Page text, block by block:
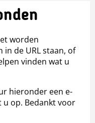
worden
in de URL staan, of
vinden wat u
hieronder een e-
u op. Bedankt voor